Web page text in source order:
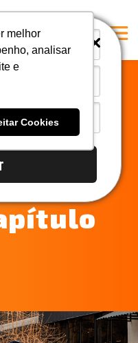
melhor
analisar
e
Cookies
i
i